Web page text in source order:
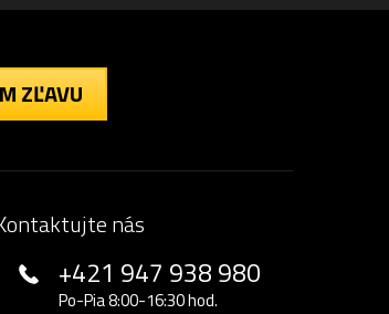
ZĽAVU
nás
+421 947 938 980
Po-Pia 8:00-16:30 hod.